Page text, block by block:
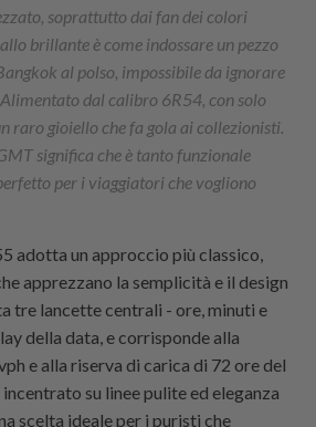
soprattutto dai fan dei colori
brillante è come indossare un pezzo
al polso, impossibile da ignorare
dal calibro 6R54, con solo
raro gioiello che fa gola ai collezionisti.
significa che è tanto funzionale
per i viaggiatori che vogliono
adotta un approccio più classico,
apprezzano la semplicità e il design
tre lancette centrali - ore, minuti e
della data, e corrisponde alla
e alla riserva di carica di 72 ore del
su linee pulite ed eleganza
scelta ideale per i puristi che